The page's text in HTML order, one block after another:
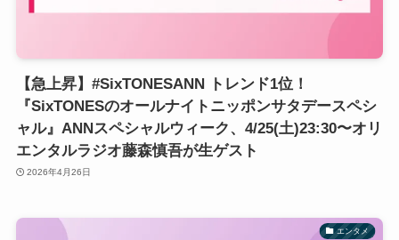
【急上昇】#SixTONESANN トレンド1位！
『SixTONESのオールナイトニッポンサタデースペシ
ャル』ANNスペシャルウィーク、4/25(土)23:30〜オリ
エンタルラジオ藤森慎吾が生ゲスト
2026年4月26日
エンタメ